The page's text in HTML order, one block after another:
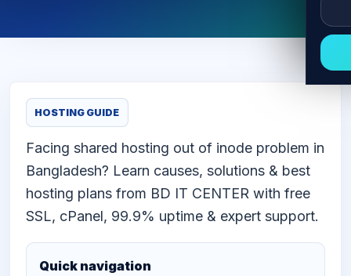
HOSTING GUIDE
Facing shared hosting out of inode problem in
Bangladesh? Learn causes, solutions & best
hosting plans from BD IT CENTER with free
SSL, cPanel, 99.9% uptime & expert support.
Quick navigation